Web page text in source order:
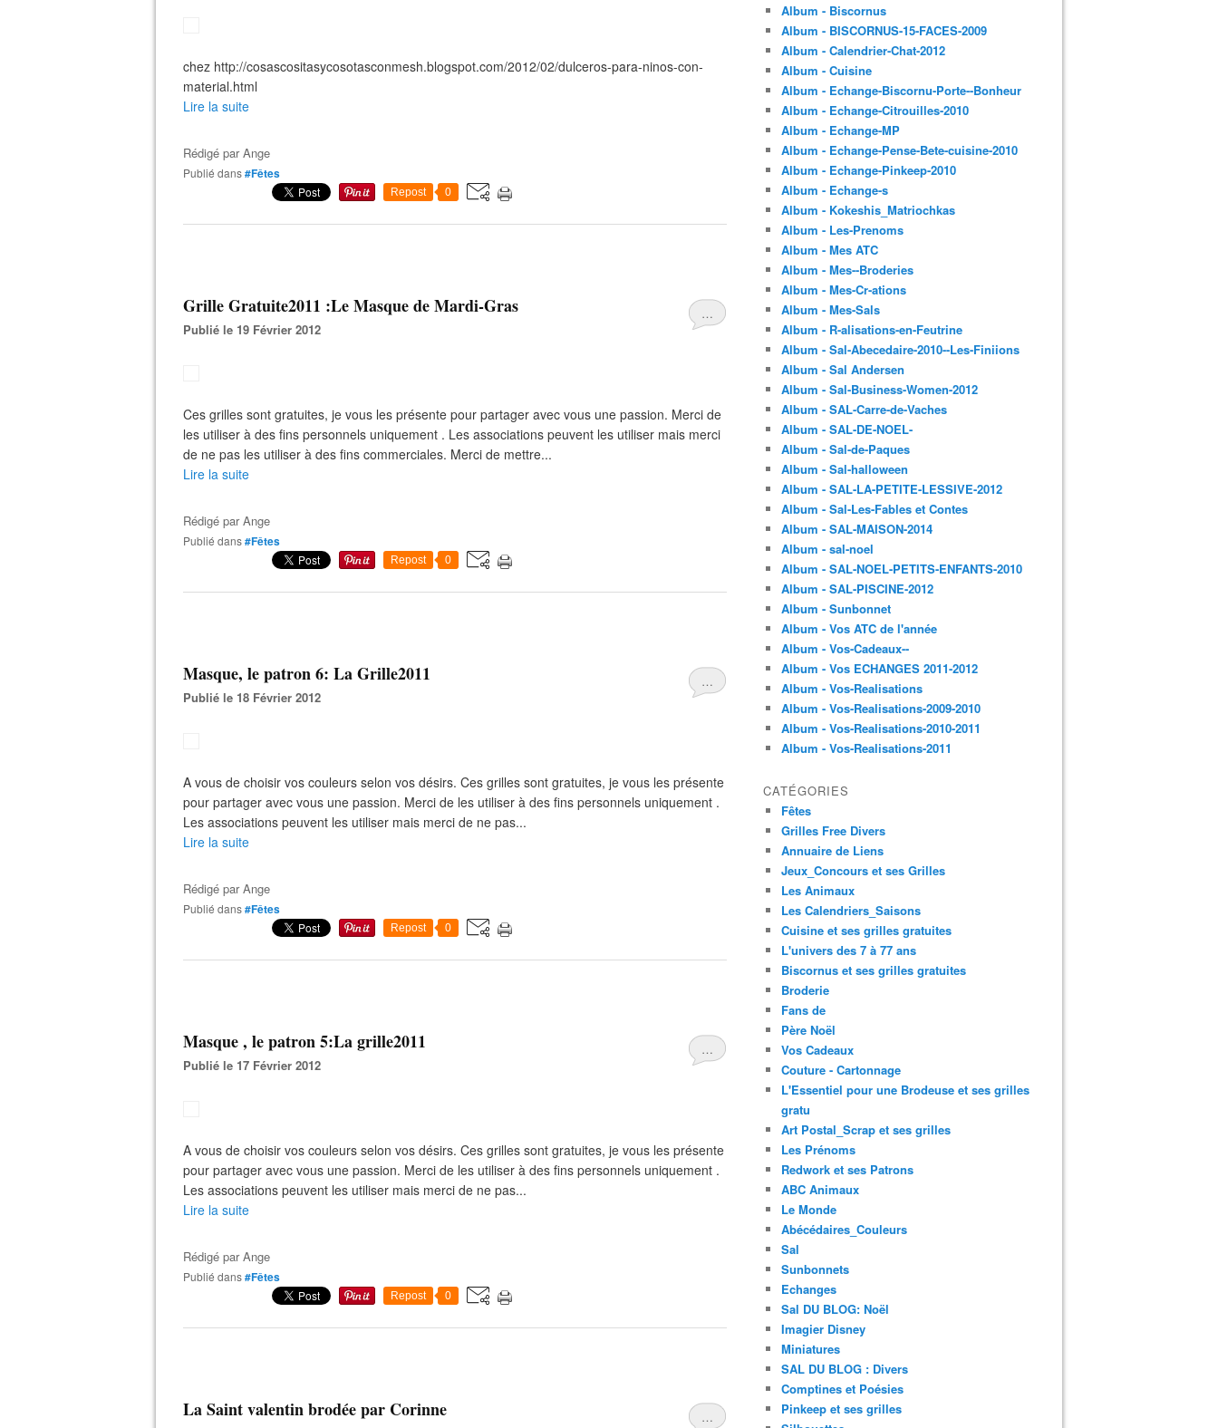
chez http://cosascositasycosotasconmesh.blogspot.com/2012/02/dulceros-para-ninos-con-
material.html
Lire la suite
Rédigé parAnge
Publié dans#Fêtes
Repost 0
…
Grille Gratuite2011 :Le Masque de Mardi-Gras
Publié le 19 Février 2012
Ces grilles sont gratuites, je vous les présente pour partager avec vous une passion. Merci de
les utiliser à des fins personnels uniquement . Les associations peuvent les utiliser mais merci
de ne pas les utiliser à des fins commerciales. Merci de mettre...
Lire la suite
Rédigé parAnge
Publié dans#Fêtes
Repost 0
…
Masque, le patron 6: La Grille2011
Publié le 18 Février 2012
A vous de choisir vos couleurs selon vos désirs. Ces grilles sont gratuites, je vous les présente
pour partager avec vous une passion. Merci de les utiliser à des fins personnels uniquement .
Les associations peuvent les utiliser mais merci de ne pas...
Lire la suite
Rédigé parAnge
Publié dans#Fêtes
Repost 0
…
Masque , le patron 5:La grille2011
Publié le 17 Février 2012
A vous de choisir vos couleurs selon vos désirs. Ces grilles sont gratuites, je vous les présente
pour partager avec vous une passion. Merci de les utiliser à des fins personnels uniquement .
Les associations peuvent les utiliser mais merci de ne pas...
Lire la suite
Rédigé parAnge
Publié dans#Fêtes
Repost 0
…
La Saint valentin brodée par Corinne
Album - Biscornus
Album - BISCORNUS-15-FACES-2009
Album - Calendrier-Chat-2012
Album - Cuisine
Album - Echange-Biscornu-Porte--Bonheur
Album - Echange-Citrouilles-2010
Album - Echange-MP
Album - Echange-Pense-Bete-cuisine-2010
Album - Echange-Pinkeep-2010
Album - Echange-s
Album - Kokeshis_Matriochkas
Album - Les-Prenoms
Album - Mes ATC
Album - Mes--Broderies
Album - Mes-Cr-ations
Album - Mes-Sals
Album - R-alisations-en-Feutrine
Album - Sal-Abecedaire-2010--Les-Finiions
Album - Sal Andersen
Album - Sal-Business-Women-2012
Album - SAL-Carre-de-Vaches
Album - SAL-DE-NOEL-
Album - Sal-de-Paques
Album - Sal-halloween
Album - SAL-LA-PETITE-LESSIVE-2012
Album - Sal-Les-Fables et Contes
Album - SAL-MAISON-2014
Album - sal-noel
Album - SAL-NOEL-PETITS-ENFANTS-2010
Album - SAL-PISCINE-2012
Album - Sunbonnet
Album - Vos ATC de l'année
Album - Vos-Cadeaux--
Album - Vos ECHANGES 2011-2012
Album - Vos-Realisations
Album - Vos-Realisations-2009-2010
Album - Vos-Realisations-2010-2011
Album - Vos-Realisations-2011
CATÉGORIES
Fêtes
Grilles Free Divers
Annuaire de Liens
Jeux_Concours et ses Grilles
Les Animaux
Les Calendriers_Saisons
Cuisine et ses grilles gratuites
L'univers des 7 à 77 ans
Biscornus et ses grilles gratuites
Broderie
Fans de
Père Noël
Vos Cadeaux
Couture - Cartonnage
L'Essentiel pour une Brodeuse et ses grilles
gratu
Art Postal_Scrap et ses grilles
Les Prénoms
Redwork et ses Patrons
ABC Animaux
Le Monde
Abécédaires_Couleurs
Sal
Sunbonnets
Echanges
Sal DU BLOG: Noël
Imagier Disney
Miniatures
SAL DU BLOG : Divers
Comptines et Poésies
Pinkeep et ses grilles